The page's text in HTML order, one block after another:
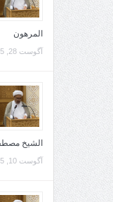
المرهون
آگوست 28, 2025
الشيخ
آگوست 10, 2025